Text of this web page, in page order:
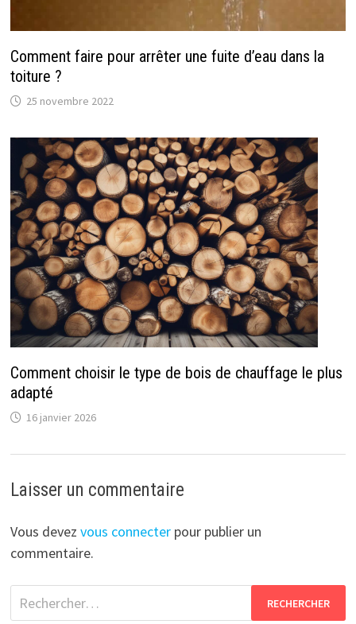
Comment faire pour arrêter une fuite d’eau dans la
toiture ?
25 novembre 2022
Comment choisir le type de bois de chauffage le plus
adapté
16 janvier 2026
Laisser un commentaire
Vous devez vous connecterpour publier un
commentaire.
Rechercher :